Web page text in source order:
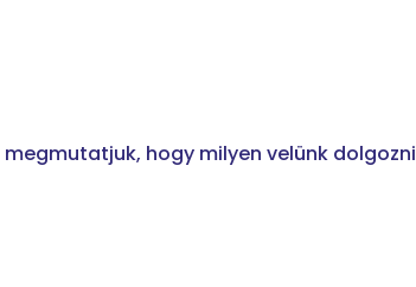
megmutatjuk, hogy milyen velünk dolgozni